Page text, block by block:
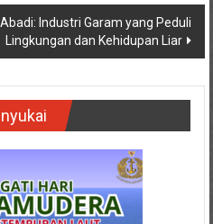
Industri Garam yang Peduli
Lingkungan dan Kehidupan Liar